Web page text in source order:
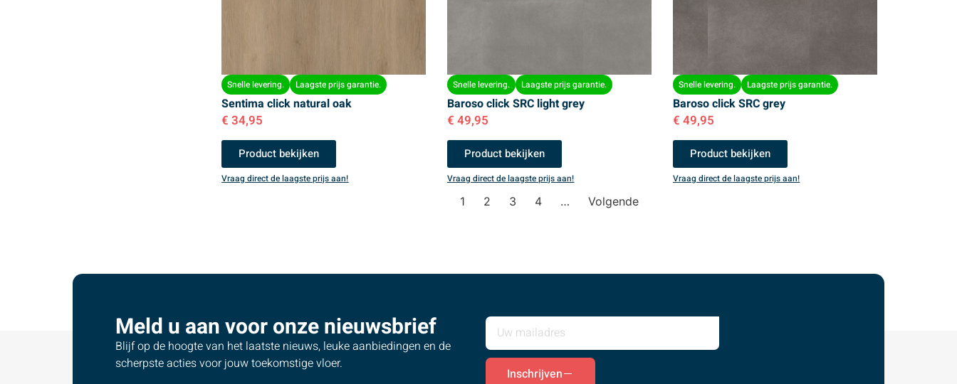
Snelle levering. Laagste prijs garantie.
Sentima click natural oak
€ 34,95
Product bekijken
Vraag direct de laagste prijs aan!
Snelle levering. Laagste prijs garantie.
Baroso click SRC light grey
€ 49,95
Product bekijken
Vraag direct de laagste prijs aan!
Snelle levering. Laagste prijs garantie.
Baroso click SRC grey
€ 49,95
Product bekijken
Vraag direct de laagste prijs aan!
1 2 3 4 … Volgende
Meld u aan voor onze nieuwsbrief
Blijf op de hoogte van het laatste nieuws, leuke aanbiedingen en de
scherpste acties voor jouw toekomstige vloer.
Inschrijven